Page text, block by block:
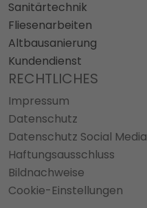
Sanitärtechnik
Fliesenarbeiten
Altbausanierung
Kundendienst
RECHTLICHES
Impressum
Datenschutz
Datenschutz Social Media
Haftungsausschluss
Bildnachweise
Cookie-Einstellungen